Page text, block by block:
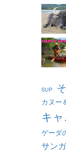
SUP
カヌー
キ
ゲーダ
サン